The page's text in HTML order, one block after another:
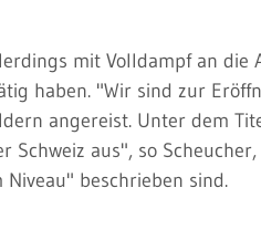
mit Volldampf an die
haben. "Wir sind zur
angereist. Unter dem
Schweiz aus", so
beschrieben sind.